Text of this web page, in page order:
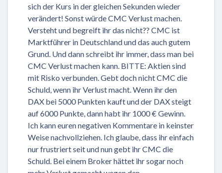
sich der Kurs in der gleichen Sekunden wieder
verändert! Sonst würde CMC Verlust machen.
Versteht und begreift ihr das nicht?? CMC ist
Marktführer in Deutschland und das auch gutem
Grund. Und dann schreibt ihr immer, dass man bei
CMC Verlust machen kann. BITTE: Aktien sind
mit Risko verbunden. Gebt doch nicht CMC die
Schuld, wenn ihr Verlust macht. Wenn ihr den
DAX bei 5000 Punkten kauft und der DAX steigt
auf 6000 Punkte, dann habt ihr 1000 € Gewinn.
Ich kann euren negativen Kommentare in keinster
Weise nachvollziehen. Ich glaube, dass ihr einfach
nur frustriert seit und nun gebt ihr CMC die
Schuld. Bei einem Broker hättet ihr sogar noch